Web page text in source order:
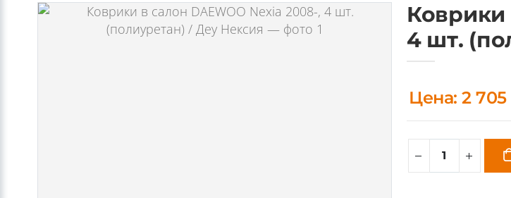
Коврики
4 шт.
Цена: 2 705